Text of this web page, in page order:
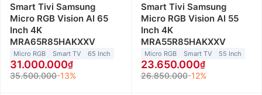
Smart Tivi Samsung
Micro RGB Vision AI 65
Inch 4K
MRA65R85HAKXXV
Micro RGB Smart TV 65 Inch
31.000.000
35.500.000-13%
Smart Tivi Samsung
Micro RGB Vision AI 55
Inch 4K
MRA55R85HAKXXV
Micro RGB Smart TV 55 Inch
23.650.000
26.850.000-12%